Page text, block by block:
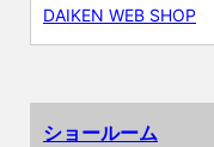
DAIKEN WEB SHOP
ショールーム